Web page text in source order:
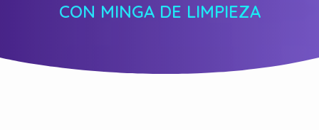
CON MINGA DE LIMPIEZA